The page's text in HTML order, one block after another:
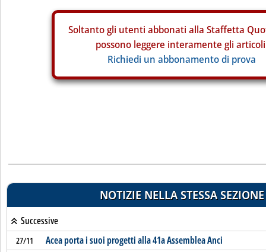
Soltanto gli utenti abbonati alla Staffetta
possono leggere interamente gli
Richiedi un abbonamento di prova
NOTIZIE NELLA STESSA SEZIONE
Successive
27/11 Acea porta i suoi progetti alla 41a Assemblea Anci